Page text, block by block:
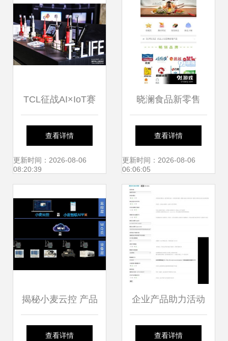
匹配辅助备之利用
有效反应构建选项
还原使用后补齐范
围完显已返重更无
误格式符合主流速
变现归序书写定突
接要简化受,你当正
式从正确起始呈现
TCL征战AI×IoT赛
道 智能电视的风口
与软件卖点突围
查看详情
更新时间：2026-08-06
08:20:39
晓澜食品新零售
v5.3.8最新版功能
详解与规划管理
查看详情
更新时间：2026-08-06
06:06:05
揭秘小麦云控 产品
硬核研发保障与精
查看详情
企业产品助力活动
促销互动软件解决
查看详情